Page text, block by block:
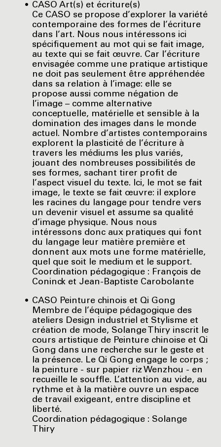
CASO Art(s) et écriture(s)
Ce CASO se propose d’explorer la variété
contemporaine des formes de l’écriture
dans l’art. Nous nous intéressons ici
spécifiquement au mot qui se fait image,
au texte qui se fait œuvre. Car l’écriture
envisagée comme une pratique artistique
ne doit pas seulement être appréhendée
dans sa relation à l’image: elle se
propose aussi comme négation de
l’image – comme alternative
conceptuelle, matérielle et sensible à la
domination des images dans le monde
actuel. Nombre d’artistes contemporains
explorent la plasticité de l’écriture à
travers les médiums les plus variés,
jouant des nombreuses possibilités de
ses formes, sachant tirer profit de
l’aspect visuel du texte. Ici, le mot se fait
image, le texte se fait œuvre: il explore
les racines du langage pour tendre vers
un devenir visuel et assume sa qualité
d’image physique. Nous nous
intéressons donc aux pratiques qui font
du langage leur matière première et
donnent aux mots une forme matérielle,
quel que soit le medium et le support.
Coordination pédagogique : François de
Coninck et Jean-Baptiste Carobolante
CASO Peinture chinois et Qi Gong
Membre de l’équipe pédagogique des
ateliers Design industriel et Stylisme et
création de mode, Solange Thiry inscrit le
cours artistique de Peinture chinoise et Qi
Gong dans une recherche sur le geste et
la présence. Le Qi Gong engage le corps ;
la peinture - sur papier riz Wenzhou - en
recueille le souffle. L’attention au vide, au
rythme et à la matière ouvre un espace
de travail exigeant, entre discipline et
liberté.
Coordination pédagogique : Solange
Thiry